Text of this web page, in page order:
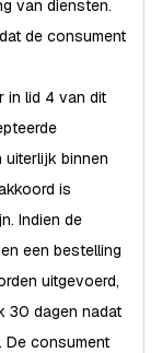
van diensten.
de consument
in lid 4 van dit
binnen
is
Indien de
een bestelling
uitgevoerd,
30 dagen nadat
De consument